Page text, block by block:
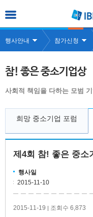
행사안내 참가신청
참! 좋은 중소기업상
사회적 책임을 다하는 모범
희망 중소기업 포럼
제4회 참! 좋은 중소
행사일
2015-11-10
2015-11-19 | 조회수 6,873